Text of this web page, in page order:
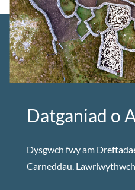
Datganiad o
Dysgwch fwy am
Carneddau.